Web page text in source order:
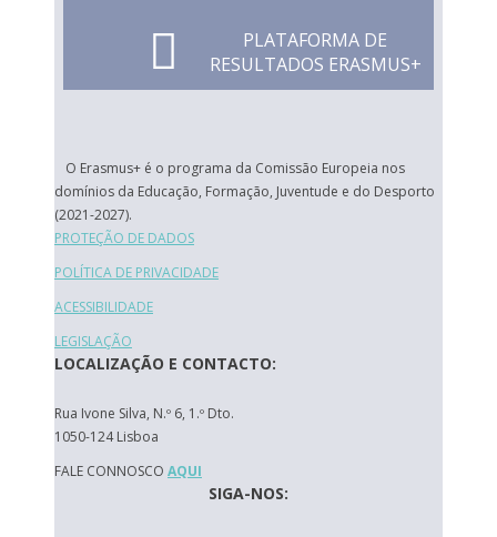
PLATAFORMA DE
RESULTADOS ERASMUS+
O Erasmus+ é o programa da Comissão Europeia nos
domínios da Educação, Formação, Juventude e do Desporto
(2021-2027).
PROTEÇÃO DE DADOS
POLÍTICA DE PRIVACIDADE
ACESSIBILIDADE
LEGISLAÇÃO
LOCALIZAÇÃO E CONTACTO:
Rua Ivone Silva, N.º 6, 1.º Dto.
1050-124 Lisboa
FALE CONNOSCO AQUI
SIGA-NOS: